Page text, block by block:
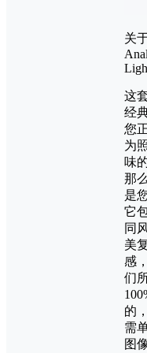
关
这
经
您
为
味
那
是
它
同
美
感
们
的
需
图